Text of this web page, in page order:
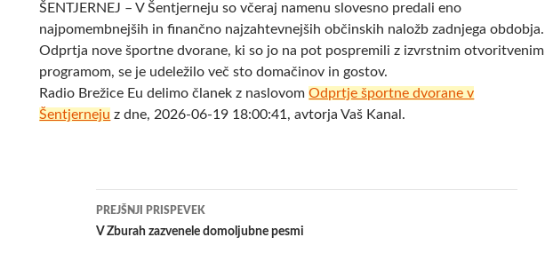
ŠENTJERNEJ – V Šentjerneju so včeraj namenu slovesno predali eno
najpomembnejših in finančno najzahtevnejših občinskih naložb zadnjega obdobja.
Odprtja nove športne dvorane, ki so jo na pot pospremili z izvrstnim otvoritvenim
programom, se je udeležilo več sto domačinov in gostov.
Radio Brežice Eu delimo članek z naslovomOdprtje športne dvorane v
Šentjerneju z dne, 2026-06-19 18:00:41, avtorja Vaš Kanal.
Krmarjenje
po
PREJŠNJI PRISPEVEK
V Zburah zazvenele domoljubne pesmi